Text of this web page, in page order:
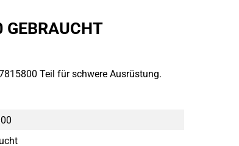
Teil für schwere Ausrüstung.